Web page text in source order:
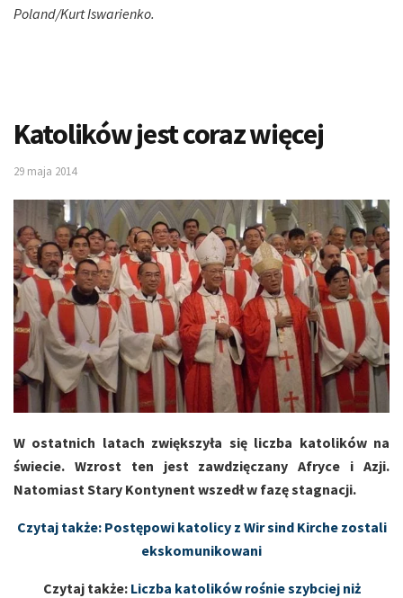
Poland/Kurt Iswarienko.
Katolików jest coraz więcej
29 maja 2014
W ostatnich latach zwiększyła się liczba katolików na
świecie. Wzrost ten jest zawdzięczany Afryce i Azji.
Natomiast Stary Kontynent wszedł w fazę stagnacji.
Czytaj także: Postępowi katolicy z Wir sind Kirche zostali
ekskomunikowani
Czytaj także: Liczba katolików rośnie szybciej niż